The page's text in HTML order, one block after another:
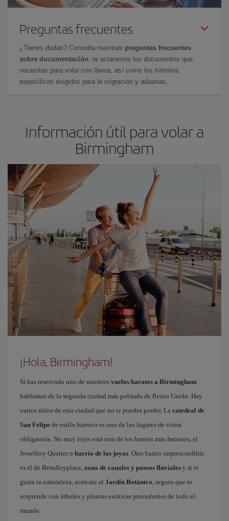
Preguntas frecuentes
¿Tienes dudas? Consulta nuestras preguntas frecuentes
sobre documentación: te aclaramos los documentos que
necesitas para volar con Iberia, así como los trámites
específicos exigidos para la migración y aduanas.
Información útil para volar a
Birmingham
¡Hola, Birmingham!
Si has reservado uno de nuestros vuelos baratos a Birmingham
hablamos de la segunda ciudad más poblada de Reino Unido. Hay
varios sitios de esta ciudad que no te puedes perder. La catedral de
San Felipe de estilo barroco es uno de los lugares de visita
obligatoria. No muy lejos está uno de los barrios más famosos, el
Jewellery Quarter o barrio de las joyas. Otro barrio imprescindible
es el de Brindleyplace, zona de canales y paseos fluviales y si te
gusta la naturaleza, acércate al Jardín Botánico, seguro que te
sorprende con árboles y plantas exóticas procedentes de todo el
mundo.